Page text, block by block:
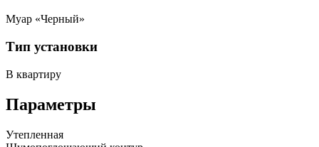
Муар «Черный»
Тип установки
В квартиру
Параметры
Утепленная